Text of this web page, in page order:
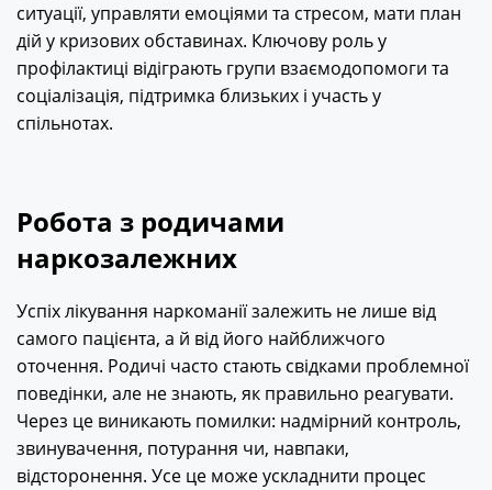
ситуації, управляти емоціями та стресом, мати план
дій у кризових обставинах. Ключову роль у
профілактиці відіграють групи взаємодопомоги та
соціалізація, підтримка близьких і участь у
спільнотах.
Робота з родичами
наркозалежних
Успіх лікування наркоманії залежить не лише від
самого пацієнта, а й від його найближчого
оточення. Родичі часто стають свідками проблемної
поведінки, але не знають, як правильно реагувати.
Через це виникають помилки: надмірний контроль,
звинувачення, потурання чи, навпаки,
відсторонення. Усе це може ускладнити процес